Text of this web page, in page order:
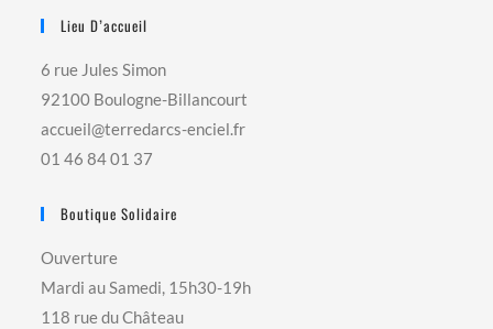
Lieu D’accueil
6 rue Jules Simon
92100 Boulogne-Billancourt
accueil@terredarcs-enciel.fr
01 46 84 01 37
Boutique Solidaire
Ouverture
Mardi au Samedi, 15h30-19h
118 rue du Château